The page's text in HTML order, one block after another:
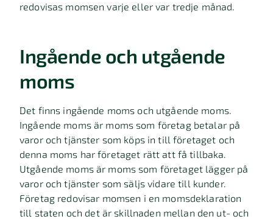
redovisas momsen varje eller var tredje månad.
Ingående och utgående
moms
Det finns ingående moms och utgående moms.
Ingående moms är moms som företag betalar på
varor och tjänster som köps in till företaget och
denna moms har företaget rätt att få tillbaka.
Utgående moms är moms som företaget lägger på
varor och tjänster som säljs vidare till kunder.
Företag redovisar momsen i en momsdeklaration
till staten och det är skillnaden mellan den ut- och